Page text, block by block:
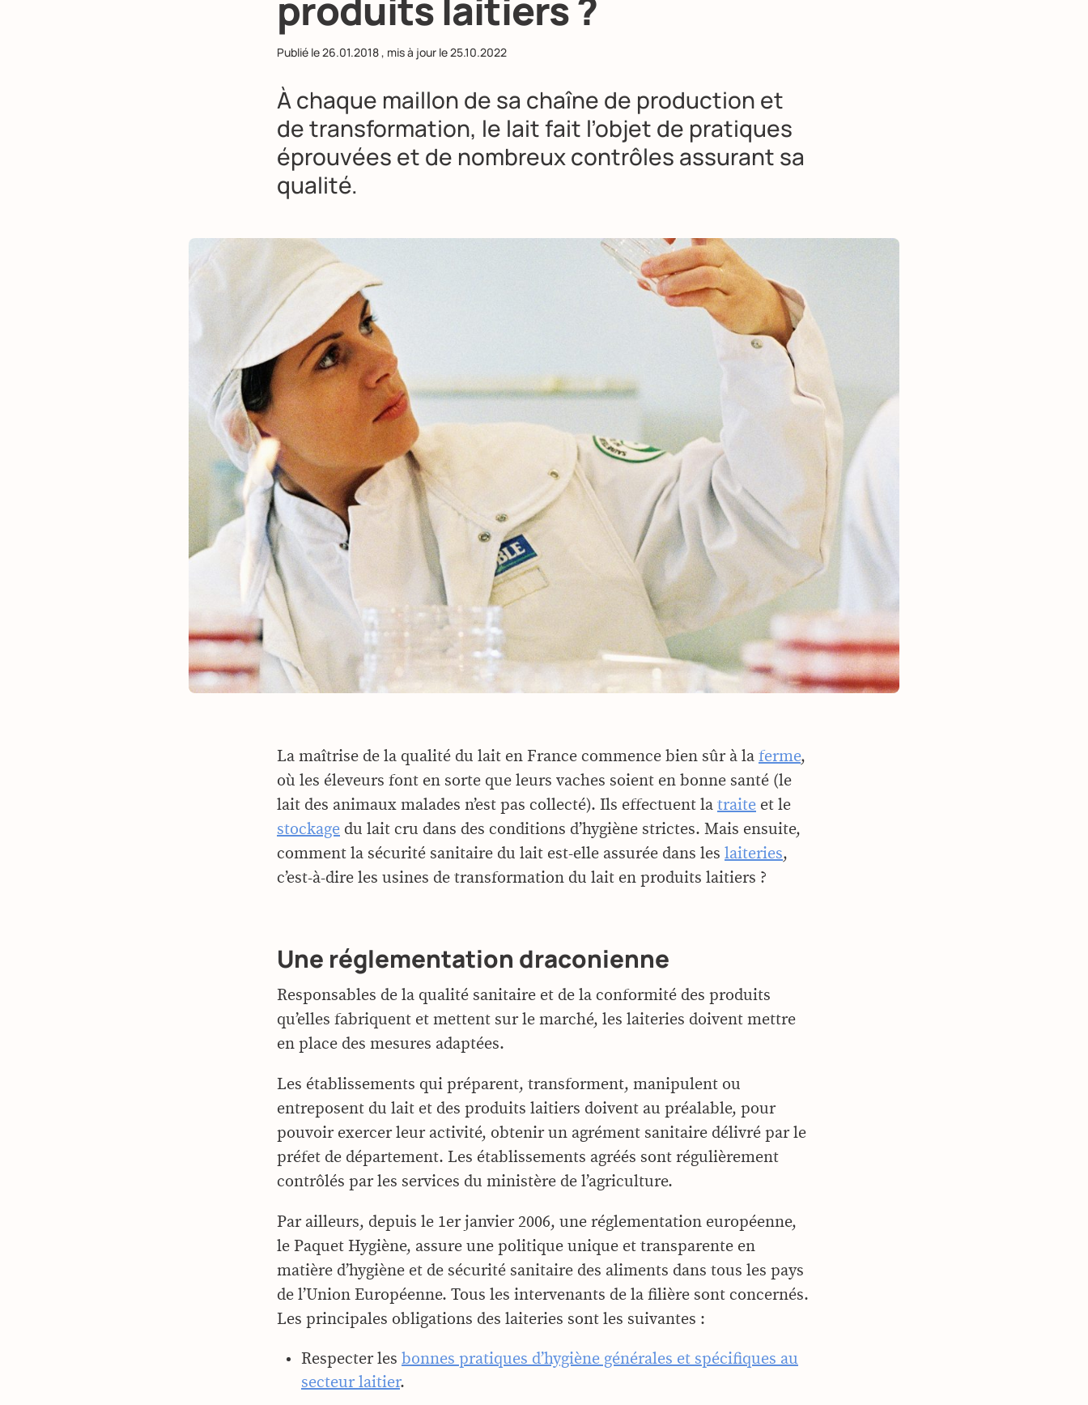
Publié le26.01.2018, mis à jour le25.10.2022
À chaque maillon de sa chaîne de production et
de transformation, le lait fait l’objet de pratiques
éprouvées et de nombreux contrôles assurant sa
qualité.
La maîtrise de la qualité du lait en France commence bien sûr à la ferme,
où les éleveurs font en sorte que leurs vaches soient en bonne santé (le
lait des animaux malades n’est pas collecté). Ils effectuent la traite et le
stockage du lait cru dans des conditions d’hygiène strictes. Mais ensuite,
comment la sécurité sanitaire du lait est-elle assurée dans les laiteries,
c’est-à-dire les usines de transformation du lait en produits laitiers ?
Une réglementation draconienne
Responsables de la qualité sanitaire et de la conformité des produits
qu’elles fabriquent et mettent sur le marché, les laiteries doivent mettre
en place des mesures adaptées.
Les établissements qui préparent, transforment, manipulent ou
entreposent du lait et des produits laitiers doivent au préalable, pour
pouvoir exercer leur activité, obtenir un agrément sanitaire délivré par le
préfet de département. Les établissements agréés sont régulièrement
contrôlés par les services du ministère de l’agriculture.
Par ailleurs, depuis le 1er janvier 2006, une réglementation européenne,
le Paquet Hygiène, assure une politique unique et transparente en
matière d’hygiène et de sécurité sanitaire des aliments dans tous les pays
de l’Union Européenne. Tous les intervenants de la filière sont concernés.
Les principales obligations des laiteries sont les suivantes :
Respecter les bonnes pratiques d’hygiène générales et spécifiques au
secteur laitier.